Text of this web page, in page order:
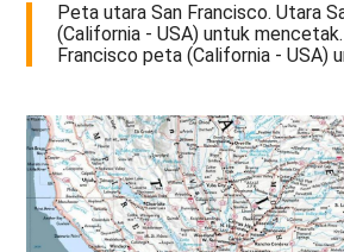
Peta utara San Francisco. Utara
(California - USA) untuk
Francisco peta (California - USA)